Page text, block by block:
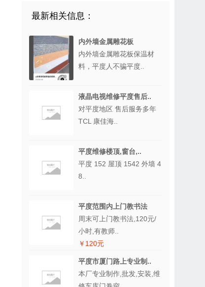
最新相关信息：
内外墙金属雕花板
内外墙金属雕花板保温材
料，平度人不骗平度..
液晶电视维修平度售后..
对平度地区 售后服务多年
TCL 康佳海..
平度维修楼顶,窗台,..
平度 152 屋顶 1542 外墙 4
8..
平度范围内上门教书法
周末可上门教书法,120元/
小时,有教师..
￥120元
平度市厦门路上专业制..
本厂专业制作,批发,安装,维